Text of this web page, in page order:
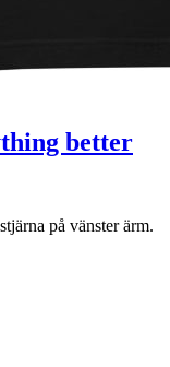
better
på vänster ärm.